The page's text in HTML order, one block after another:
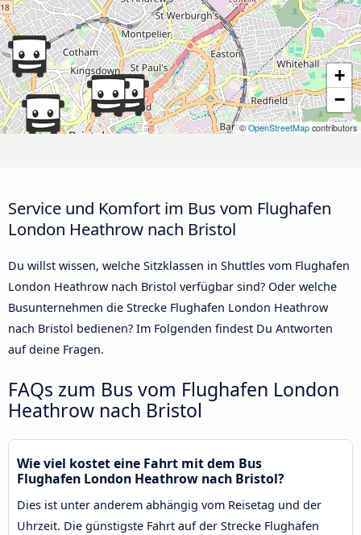
+
−
©OpenStreetMap contributors
Service und Komfort im Bus vom Flughafen
London Heathrow nach Bristol
Du willst wissen, welche Sitzklassen in Shuttles vom Flughafen
London Heathrow nach Bristol verfügbar sind? Oder welche
Busunternehmen die Strecke Flughafen London Heathrow
nach Bristol bedienen? Im Folgenden findest Du Antworten
auf deine Fragen.
FAQs zum Bus vom Flughafen London
Heathrow nach Bristol
Wie viel kostet eine Fahrt mit dem Bus
Flughafen London Heathrow nach Bristol?
Dies ist unter anderem abhängig vom Reisetag und der
Uhrzeit. Die günstigste Fahrt auf der Strecke Flughafen